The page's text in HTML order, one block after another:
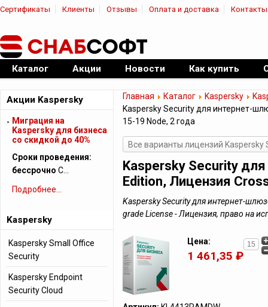
Сертификаты Клиенты Отзывы Оплата и доставка Контакты
Официальный дилер ПО
Каталог Акции Новости Как купить
Главная Каталог Kaspersky
Kaspersky Security для интернет-
15-19 Node, 2 года
Все варианты лицензий
Kaspersky Security
Edition, Лицензия
Kaspersky Security для интернет-
grade License - Лицензия, право на
Цена:
1 461,35 ₽
Акции Kaspersky
Миграция на
Kaspersky для бизнеса
cо скидкой до 40%
Сроки проведения:
бессрочно С…
Подробнее...
Kaspersky
Kaspersky Small Office
Security
Kaspersky Endpoint
Security Cloud